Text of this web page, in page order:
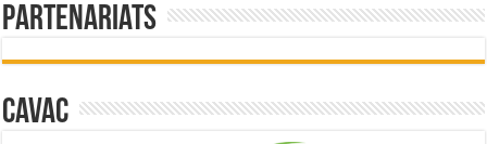
Partenariats
Cavac